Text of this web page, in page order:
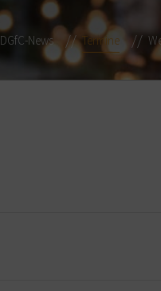
DGfC-News Termine